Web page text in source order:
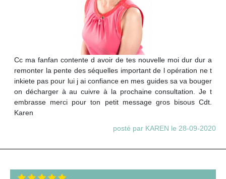
Cc ma fanfan contente d avoir de tes nouvelle moi dur dur a
remonter la pente des séquelles important de l opération ne t
inkiete pas pour lui j ai confiance en mes guides sa va bouger
on décharger à au cuivre à la prochaine consultation. Je t
embrasse merci pour ton petit message gros bisous Cdt.
Karen
posté par KAREN le 28-09-2020